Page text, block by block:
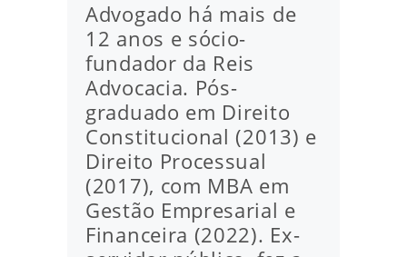
Advogado há mais de
12 anos e sócio-
fundador da Reis
Advocacia. Pós-
graduado em Direito
Constitucional (2013) e
Direito Processual
(2017), com MBA em
Gestão Empresarial e
Financeira (2022). Ex-